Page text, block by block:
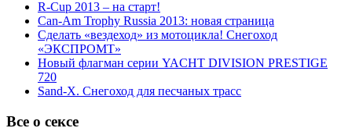
R-Cup 2013 – на старт!
Can-Am Trophy Russia 2013: новая страница
Сделать «вездеход» из мотоцикла! Снегоход
«ЭКСПРОМТ»
Новый флагман серии YACHT DIVISION PRESTIGE
720
Sand-X. Снегоход для песчаных трасс
Все о сексе